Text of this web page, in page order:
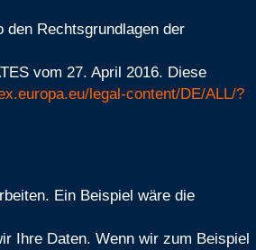
Rechtsgrundlagen der
vom 27. April 2016. Diese
legal-content/DE/ALL/?
Ein Beispiel wäre die
Ihre Daten. Wenn wir zum Beispiel